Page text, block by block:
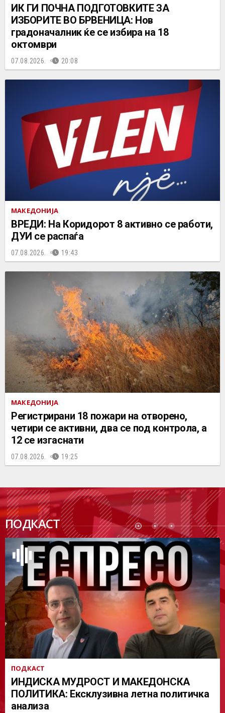
ИК ГИ ПОЧНА ПОДГОТОВКИТЕ ЗА
ИЗБОРИТЕ ВО БРВЕНИЦА: Нов
градоначалник ќе се избира на 18
октомври
07.08.2026. 20:08
МАКЕДОНИЈА
ВРЕДИ: На Коридорот 8 активно се работи,
ДУИ се распаѓа
07.08.2026. 19:43
МАКЕДОНИЈА
Регистрирани 18 пожари на отворено,
четири се активни, два се под контрола, а
12 се изгаснати
07.08.2026. 19:25
ПОДКАСТ
ПОДК
АСТ
ПОДКАСТ
ИНДИСКА МУДРОСТ И МАКЕДОНСКА
ПОЛИТИКА: Ексклузивна летна политичка
анализа